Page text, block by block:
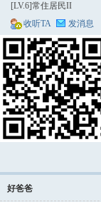
[LV.6]常住居民II
收听TA
发消息
好爸爸